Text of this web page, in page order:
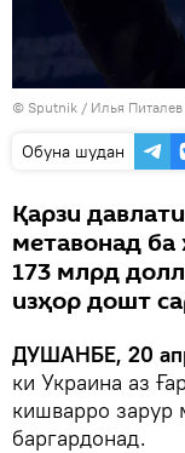
© Sputnik / Илья Питалев
Обуна шудан
Қарзи
метавонад ба
173 млрд
изҳор дошт
ДУШАНБЕ, 20
ки Украина аз
кишварро зарур
баргардонад.